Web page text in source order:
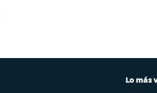
Lo más